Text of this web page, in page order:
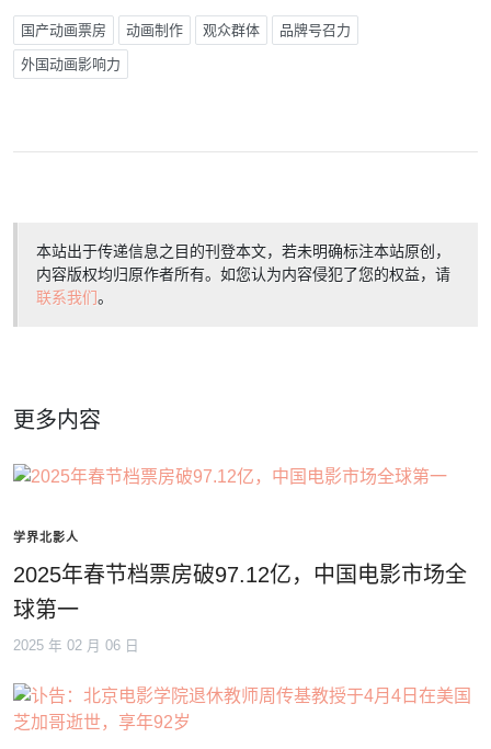
国产动画票房 动画制作 观众群体 品牌号召力
外国动画影响力
本站出于传递信息之目的刊登本文，若未明确标注本站原创，
内容版权均归原作者所有。如您认为内容侵犯了您的权益，请
联系我们。
更多内容
学界北影人
2025年春节档票房破97.12亿，中国电影市场全
球第一
2025 年 02 月 06 日